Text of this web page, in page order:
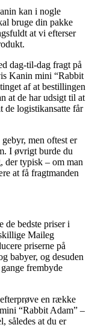
kan i nogle
bruge din pakke
at vi efterser
dag-til-dag fragt på
Kanin mini “Rabbit
af at bestillingen
at de har udsigt til at
de logistikansatte får
men oftest er
I øvrigt burde du
der typisk – om man
at få fragtmanden
bedste priser i
Maileg
priserne på
babyer, og desuden
frembyde
en række
“Rabbit Adam” –
således at du er